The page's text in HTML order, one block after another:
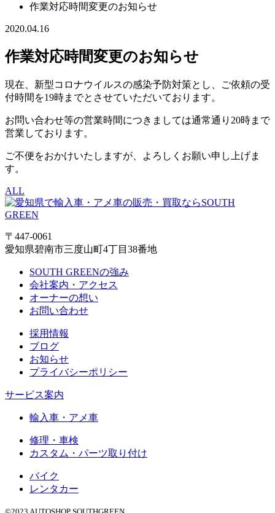
作業対応時間変更のお知らせ
2020.04.16
作業対応時間変更のお知らせ
現在、新型コロナウイルスの感染予防対策とし、ご依頼の受
付時間を19時までとさせていただいております。
お問い合わせ等の営業時間につきましては通常通り20時まで
営業しております。
ご不便をおかけいたしますが、よろしくお願い申し上げま
す。
ALL
〒447-0061
愛知県碧南市三度山町4丁目38番地
SOUTH GREENの強み
会社案内・アクセス
オーナーの想い
お問い合わせ
採用情報
ブログ
お知らせ
プライバシーポリシー
サービス案内
輸入車・アメ車
修理・車検
カスタム・パーツ取り付け
バイク
レンタカー